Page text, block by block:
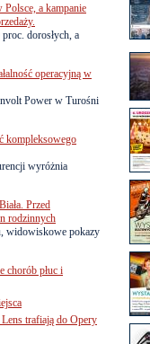
a kampanie
dorosłych, a
operacyjną w
Power w Turośni
kompleksowego
wyróżnia
Przed
rodzinnych
widowiskowe pokazy
chorób płuc i
trafiają do Opery